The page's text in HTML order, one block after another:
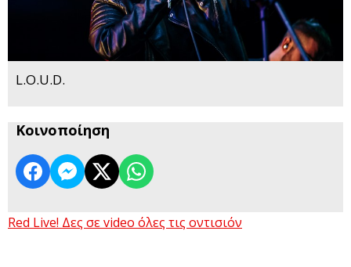
L.O.U.D.
Κοινοποίηση
Red Live! Δες σε video όλες τις οντισιόν